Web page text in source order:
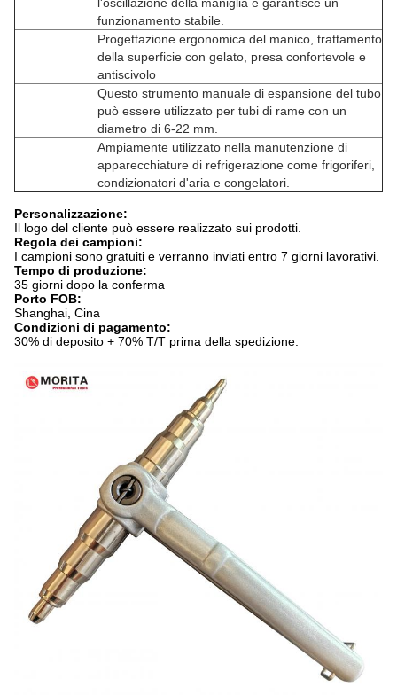
funzionamento stabile.
Progettazione ergonomica del manico, trattamento
della superficie con gelato, presa confortevole e
antiscivolo
Questo strumento manuale di espansione del tubo
può essere utilizzato per tubi di rame con un
diametro di 6-22 mm.
Ampiamente utilizzato nella manutenzione di
apparecchiature di refrigerazione come frigoriferi,
condizionatori d'aria e congelatori.
Personalizzazione:
Il logo del cliente può essere realizzato sui prodotti.
Regola dei campioni:
I campioni sono gratuiti e verranno inviati entro 7 giorni lavorativi.
Tempo di produzione:
35 giorni dopo la conferma
Porto FOB:
Shanghai, Cina
Condizioni di pagamento:
30% di deposito + 70% T/T prima della spedizione.